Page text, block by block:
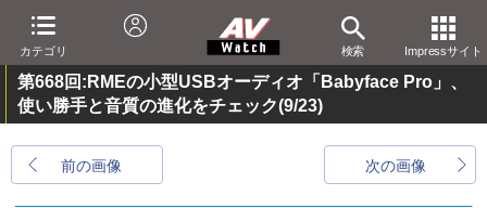
カテゴリ 検索 Impressサイト
第668回:RMEの小型USBオーディオ「Babyface Pro」、
使い勝手と音質の進化をチェック(9/23)
前の画像 次の画像